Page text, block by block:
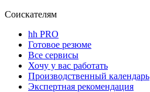
Соискателям
hh PRO
Готовое резюме
Все сервисы
Хочу у вас работать
Производственный календарь
Экспертная рекомендация